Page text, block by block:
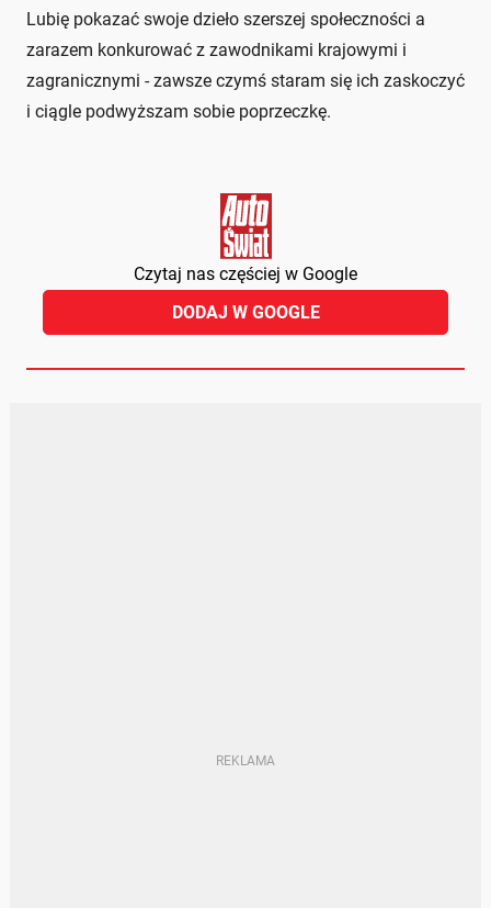
Lubię pokazać swoje dzieło szerszej społeczności a
zarazem konkurować z zawodnikami krajowymi i
zagranicznymi - zawsze czymś staram się ich zaskoczyć
i ciągle podwyższam sobie poprzeczkę.
Czytaj nas częściej w Google
DODAJ W GOOGLE